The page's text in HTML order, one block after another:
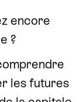
encore
?
les futures